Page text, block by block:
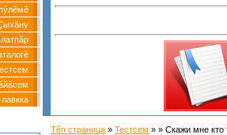
Тĕп страница » Тестсем » » Скажи мне кто